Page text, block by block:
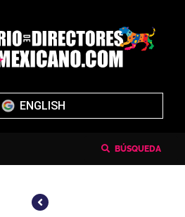
ENGLISH
BÚSQUEDA